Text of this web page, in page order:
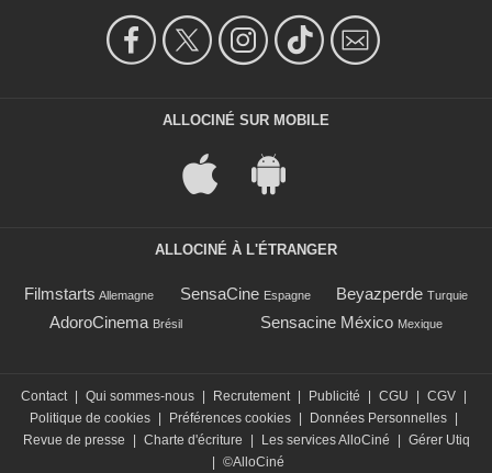
ALLOCINÉ SUR MOBILE
ALLOCINÉ À L'ÉTRANGER
Filmstarts Allemagne SensaCine Espagne Beyazperde Turquie
AdoroCinema Brésil Sensacine México Mexique
Contact | Qui sommes-nous | Recrutement | Publicité | CGU | CGV |
Politique de cookies | Préférences cookies | Données Personnelles |
Revue de presse
| Charte d'écriture | Les services AlloCiné | Gérer Utiq
| ©AlloCiné